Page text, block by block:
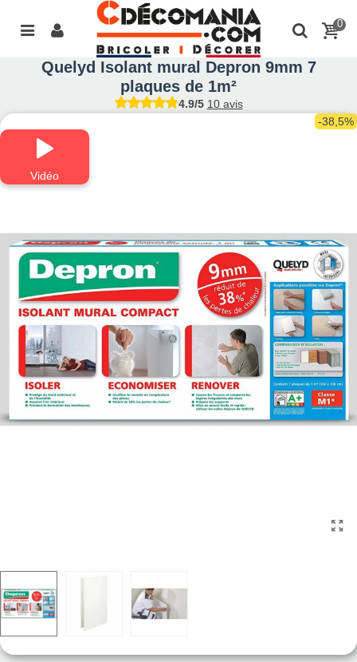
0
Quelyd Isolant mural Depron 9mm 7
plaques de 1m²
4.9/5 10 avis
Vidéo
-38,5%